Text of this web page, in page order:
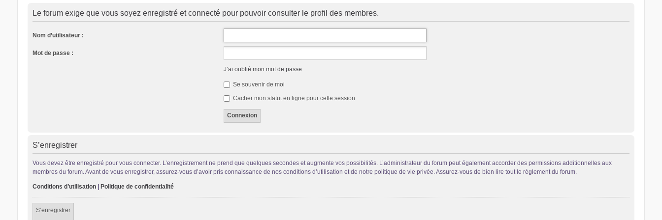
Le forum exige que vous soyez enregistré et connecté pour pouvoir consulter le profil des membres.
Nom d’utilisateur :
Mot de passe :
J’ai oublié mon mot de passe
Se souvenir de moi
Cacher mon statut en ligne pour cette session
S’enregistrer
Vous devez être enregistré pour vous connecter. L’enregistrement ne prend que quelques secondes et augmente vos possibilités. L’administrateur du forum peut également accorder des permissions additionnelles aux
membres du forum. Avant de vous enregistrer, assurez-vous d’avoir pris connaissance de nos conditions d’utilisation et de notre politique de vie privée. Assurez-vous de bien lire tout le règlement du forum.
Conditions d’utilisation| Politique de confidentialité
S’enregistrer